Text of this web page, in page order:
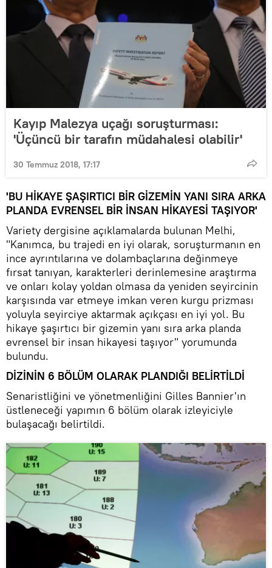
Kayıp Malezya uçağı soruşturması:
'Üçüncü bir tarafın müdahalesi olabilir'
30 Temmuz 2018, 17:17
'BU HİKAYE ŞAŞIRTICI BİR GİZEMİN YANI SIRA ARKA
PLANDA EVRENSEL BİR İNSAN HİKAYESİ TAŞIYOR'
Variety dergisine açıklamalarda bulunan Melhi,
"Kanımca, bu trajedi en iyi olarak, soruşturmanın en
ince ayrıntılarına ve dolambaçlarına değinmeye
fırsat tanıyan, karakterleri derinlemesine araştırma
ve onları kolay yoldan olmasa da yeniden seyircinin
karşısında var etmeye imkan veren kurgu prizması
yoluyla seyirciye aktarmak açıkçası en iyi yol. Bu
hikaye şaşırtıcı bir gizemin yanı sıra arka planda
evrensel bir insan hikayesi taşıyor" yorumunda
bulundu.
DİZİNİN 6 BÖLÜM OLARAK PLANDIĞI BELİRTİLDİ
Senaristliğini ve yönetmenliğini Gilles Bannier'ın
üstleneceği yapımın 6 bölüm olarak izleyiciyle
bulaşacağı belirtildi.